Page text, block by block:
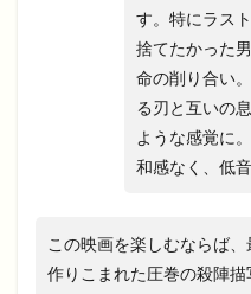
す。特にラス
捨てたかった
命の削り合い
る刃と互いの
ような感覚に
和感なく、低
この映画を楽しむならば
作りこまれた圧巻の殺陣描